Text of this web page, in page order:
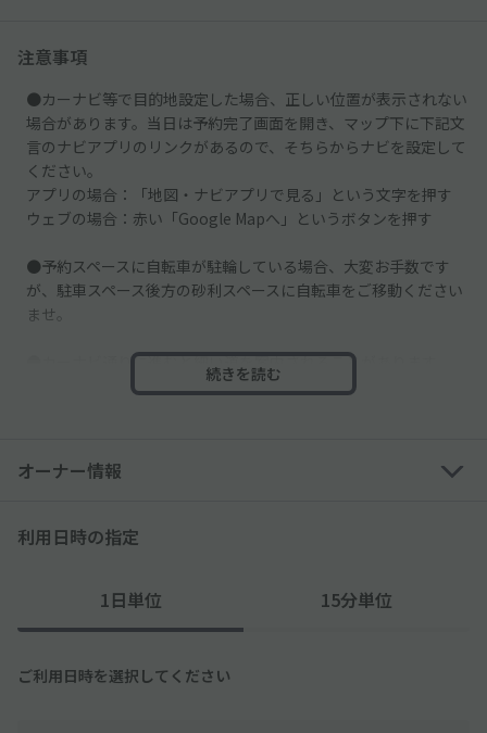
注意事項
●カーナビ等で目的地設定した場合、正しい位置が表示されない
場合があります。当日は予約完了画面を開き、マップ下に下記文
言のナビアプリのリンクがあるので、そちらからナビを設定して
ください。
アプリの場合：「地図・ナビアプリで見る」という文字を押す
ウェブの場合：赤い「Google Mapへ」というボタンを押す
●予約スペースに自転車が駐輪している場合、大変お手数です
が、駐車スペース後方の砂利スペースに自転車をご移動ください
ませ。
●カーナビ通りに進むと細い道を案内されることがあります。
とても細い道なので一本横の、マンションの向かいの道（左手に
続きを読む
オーナー情報
利用日時の指定
1日単位 15分単位
ご利用日時を選択してください